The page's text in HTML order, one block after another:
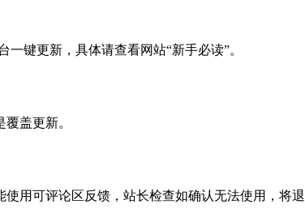
一键更新，具体请查看网站“新手必读”。
盖更新。
用可评论区反馈，站长检查如确认无法使用，将